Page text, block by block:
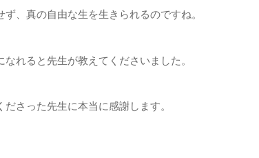
ず、真の自由な生を生きられるのですね。
れると先生が教えてくださいました。
ださった先生に本当に感謝します。